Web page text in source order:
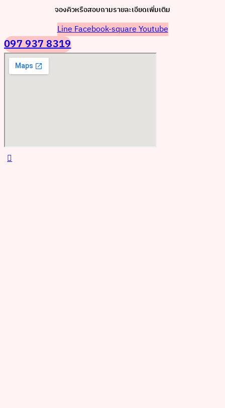
จองคิวหรือสอบถามรายละเอียดเพิ่มเติม
LineFacebook-squareYoutube
097 937 8319